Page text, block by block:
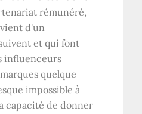
rémunéré,
d'un
et qui font
influenceurs
quelque
impossible à
capacité de donner